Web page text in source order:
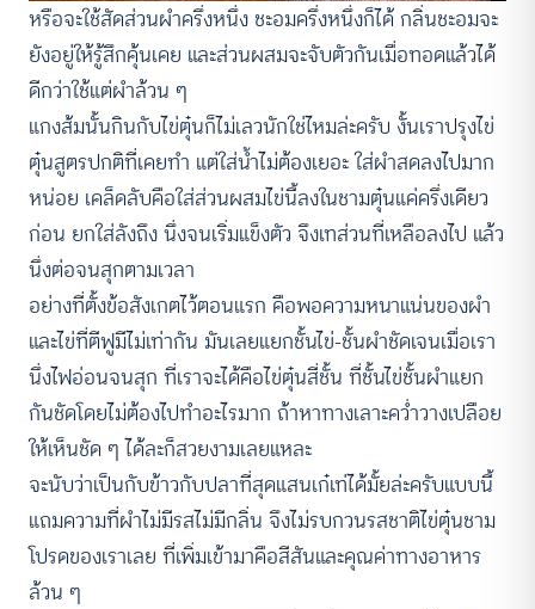
หรือจะใช้สัดส่วนผำครึ่งหนึ่ง ชะอมครึ่งหนึ่งก็ได้ กลิ่นชะอมจะ
ยังอยู่ให้รู้สึกคุ้นเคย และส่วนผสมจะจับตัวกันเมื่อทอดแล้วได้
ดีกว่าใช้แต่ผำล้วน ๆ
แกงส้มนั้นกินกับไข่ตุ๋นก็ไม่เลวนักใช่ไหมล่ะครับ งั้นเราปรุงไข่
ตุ๋นสูตรปกติที่เคยทำ แต่ใส่น้ำไม่ต้องเยอะ ใส่ผำสดลงไปมาก
หน่อย เคล็ดลับคือใส่ส่วนผสมไข่นี้ลงในชามตุ๋นแค่ครึ่งเดียว
ก่อน ยกใส่ลังถึง นึ่งจนเริ่มแข็งตัว จึงเทส่วนที่เหลือลงไป แล้ว
นึ่งต่อจนสุกตามเวลา
อย่างที่ตั้งข้อสังเกตไว้ตอนแรก คือพอความหนาแน่นของผำ
และไข่ที่ตีฟูมีไม่เท่ากัน มันเลยแยกชั้นไข่-ชั้นผำชัดเจนเมื่อเรา
นึ่งไฟอ่อนจนสุก ที่เราจะได้คือไข่ตุ๋นสี่ชั้น ที่ชั้นไข่ชั้นผำแยก
กันชัดโดยไม่ต้องไปทำอะไรมาก ถ้าหาทางเลาะคว่ำวางเปลือย
ให้เห็นชัด ๆ ได้ละก็สวยงามเลยแหละ
จะนับว่าเป็นกับข้าวกับปลาที่สุดแสนเก๋เท่ได้มั้ยล่ะครับแบบนี้
แถมความที่ผำไม่มีรสไม่มีกลิ่น จึงไม่รบกวนรสชาติไข่ตุ๋นชาม
โปรดของเราเลย ที่เพิ่มเข้ามาคือสีสันและคุณค่าทางอาหาร
ล้วน ๆ